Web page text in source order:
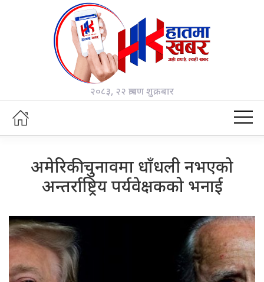
२०८३, २२ श्रावण शुक्रबार
अमेरिकी चुनावमा धाँधली नभएको
अन्तर्राष्ट्रिय पर्यवेक्षकको भनाई